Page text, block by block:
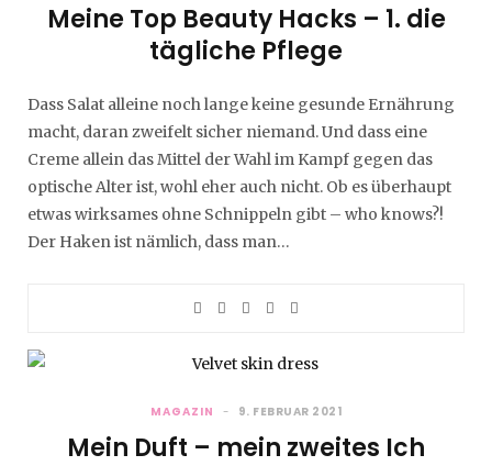
Meine Top Beauty Hacks – 1. die
tägliche Pflege
Dass Salat alleine noch lange keine gesunde Ernährung
macht, daran zweifelt sicher niemand. Und dass eine
Creme allein das Mittel der Wahl im Kampf gegen das
optische Alter ist, wohl eher auch nicht. Ob es überhaupt
etwas wirksames ohne Schnippeln gibt – who knows?!
Der Haken ist nämlich, dass man…
MAGAZIN 9. FEBRUAR 2021
Mein Duft – mein zweites Ich